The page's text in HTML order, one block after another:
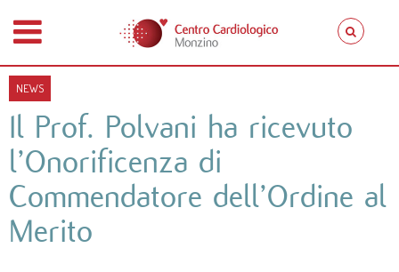
NEWS
Il Prof. Polvani ha ricevuto
l’Onorificenza di
Commendatore dell’Ordine al
Merito